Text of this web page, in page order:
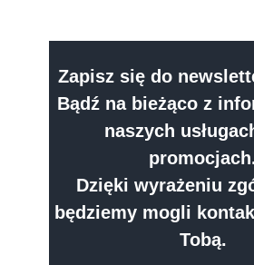
Zapisz się do
Bądź na bieżąco z
naszych
Dzięki wyrażeniu
będziemy mogli
Tobą.